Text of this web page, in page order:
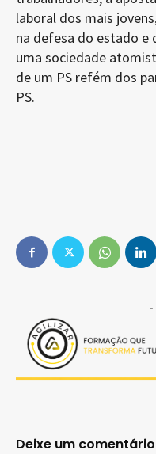
laboral dos mais
na defesa do estado e
uma sociedade
de um PS refém dos
PS.
-
Deixe um comentário